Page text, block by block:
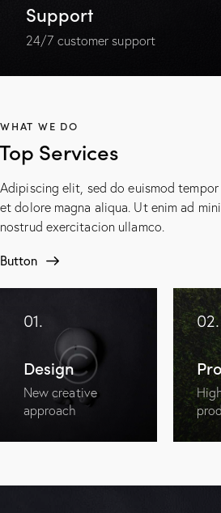
Support
24/7 customer support
WHAT WE DO
Top Services
Adipiscing elit, sed do euismod
et dolore magna aliqua. Ut enim ad
nostrud exercitacion ullamco.
Button
01.
Design
New creative
approach
02.